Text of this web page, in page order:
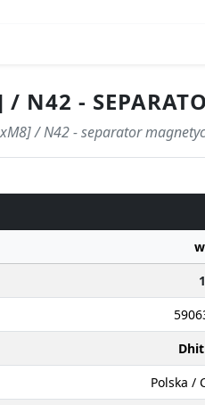
N42 -
/ N42 - separator
Polska /